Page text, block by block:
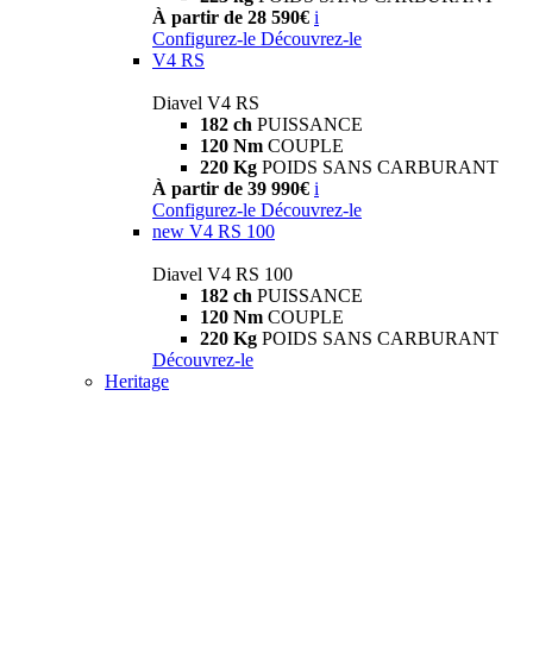
À partir de 28 590€ i
Configurez-le Découvrez-le
V4 RS
Diavel V4 RS
182 ch PUISSANCE
120 Nm COUPLE
220 Kg POIDS SANS CARBURANT
À partir de 39 990€ i
Configurez-le Découvrez-le
new V4 RS 100
Diavel V4 RS 100
182 ch PUISSANCE
120 Nm COUPLE
220 Kg POIDS SANS CARBURANT
Découvrez-le
Heritage